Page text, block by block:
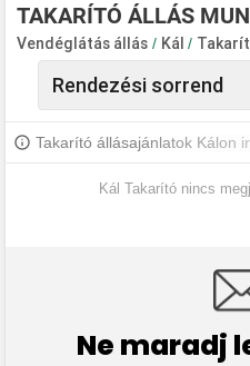
TAKARÍTÓ ÁLLÁS
Vendéglátás állás / Kál/
Takarító állásajánlatok Kálon
Kál Takarító nincs
Ne maradj